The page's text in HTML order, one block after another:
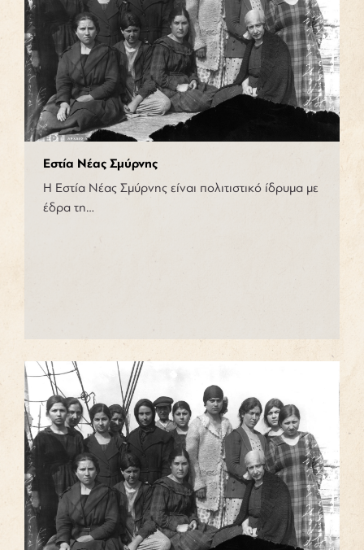
Εστία Νέας Σμύρνης
H Εστία Νέας Σμύρνης είναι πολιτιστικό ίδρυμα με
έδρα τη…